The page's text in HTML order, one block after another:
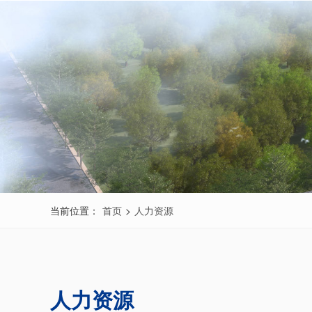
当前位置： 首页 > 人力资源
人力资源